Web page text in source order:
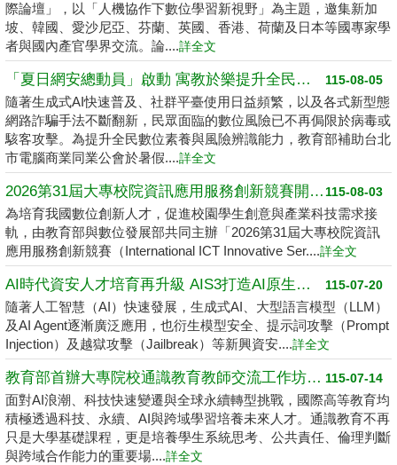
際論壇」，以「人機協作下數位學習新視野」為主題，邀集新加
坡、韓國、愛沙尼亞、芬蘭、英國、香港、荷蘭及日本等國專家學
者與國內產官學界交流。論....詳全文
115-08-05
「夏日網安總動員」啟動 寓教於樂提升全民數位素養
隨著生成式AI快速普及、社群平臺使用日益頻繁，以及各式新型態
網路詐騙手法不斷翻新，民眾面臨的數位風險已不再侷限於病毒或
駭客攻擊。為提升全民數位素養與風險辨識能力，教育部補助台北
市電腦商業同業公會於暑假....詳全文
115-08-03
2026第31屆大專校院資訊應用服務創新競賽開跑了 請高中職以上學生踴躍報名
為培育我國數位創新人才，促進校園學生創意與產業科技需求接
軌，由教育部與數位發展部共同主辦「2026第31屆大專校院資訊
應用服務創新競賽（International ICT Innovative Ser....詳全文
115-07-20
AI時代資安人才培育再升級 AIS3打造AI原生資安學習環境
隨著人工智慧（AI）快速發展，生成式AI、大型語言模型（LLM）
及AI Agent逐漸廣泛應用，也衍生模型安全、提示詞攻擊（Prompt
Injection）及越獄攻擊（Jailbreak）等新興資安....詳全文
115-07-14
教育部首辦大專院校通識教育教師交流工作坊 邁向2050共創未來永續大學
面對AI浪潮、科技快速變遷與全球永續轉型挑戰，國際高等教育均
積極透過科技、永續、AI與跨域學習培養未來人才。通識教育不再
只是大學基礎課程，更是培養學生系統思考、公共責任、倫理判斷
與跨域合作能力的重要場....詳全文